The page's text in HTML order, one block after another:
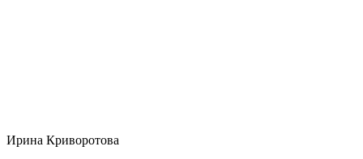
Ирина Криворотова